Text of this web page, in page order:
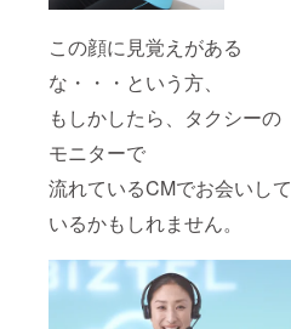
この顔に見覚えがある
な・・・という方、
もしかしたら、タクシーの
モニターで
流れているCMでお会いして
いるかもしれません。